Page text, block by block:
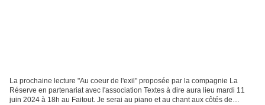
La prochaine lecture "Au coeur de l'exil" proposée par la compagnie La
Réserve en partenariat avec l'association Textes à dire aura lieu mardi 11
juin 2024 à 18h au Faitout. Je serai au piano et au chant aux côtés de